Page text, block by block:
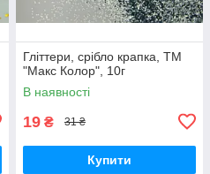
Гліттери, срібло крапка, ТМ
"Макс Колор", 10г
В наявності
19 ₴ 31 ₴
Купити